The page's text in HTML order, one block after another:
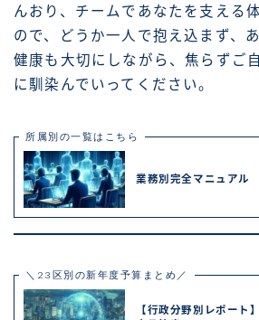
んおり、チームであなたを支える
ので、どうか一人で抱え込まず、
健康も大切にしながら、焦らずご
に馴染んでいってください。
所属別の一覧はこちら
業務別完全マニュアル
＼23区別の新年度予算まとめ／
【行政分野別レポート